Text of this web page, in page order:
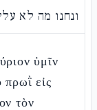
ונחנו מה לא
ὑμῖν
πρωῒ εἰς
τὸν